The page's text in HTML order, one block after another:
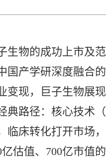
生物的成功上市及
国产学研深度融合
变现，巨子生物展
典路径：核心技术
临床转化打开市场
估值、700亿市值